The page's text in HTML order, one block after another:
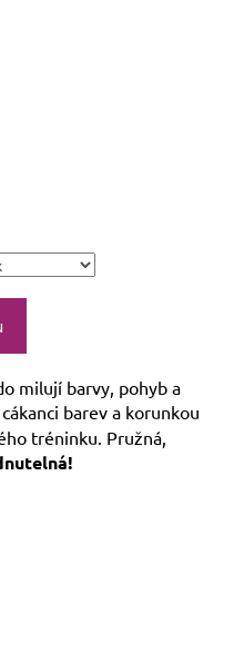
milují barvy, pohyb a
cákanci barev a korunkou
tréninku. Pružná,